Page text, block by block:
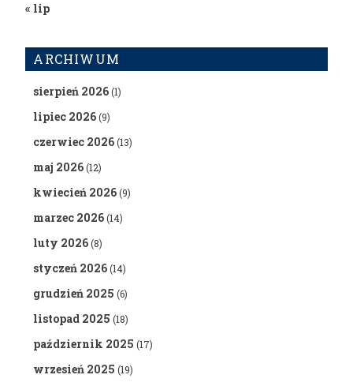
« lip
ARCHIWUM
sierpień 2026(1)
lipiec 2026(9)
czerwiec 2026(13)
maj 2026(12)
kwiecień 2026(9)
marzec 2026(14)
luty 2026(8)
styczeń 2026(14)
grudzień 2025 (6)
listopad 2025 (18)
październik 2025 (17)
wrzesień 2025 (19)